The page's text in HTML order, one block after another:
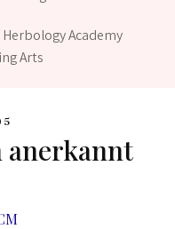
anerkannt